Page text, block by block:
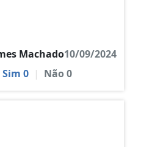
Machado10/09/2024
Sim 0 | Não0